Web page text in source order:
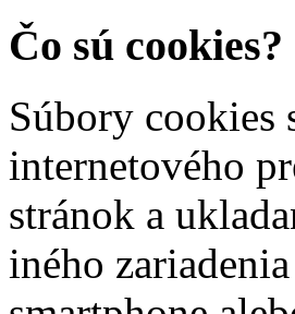
Čo sú cookies?
Súbory cookies
internetového
stránok a
iného